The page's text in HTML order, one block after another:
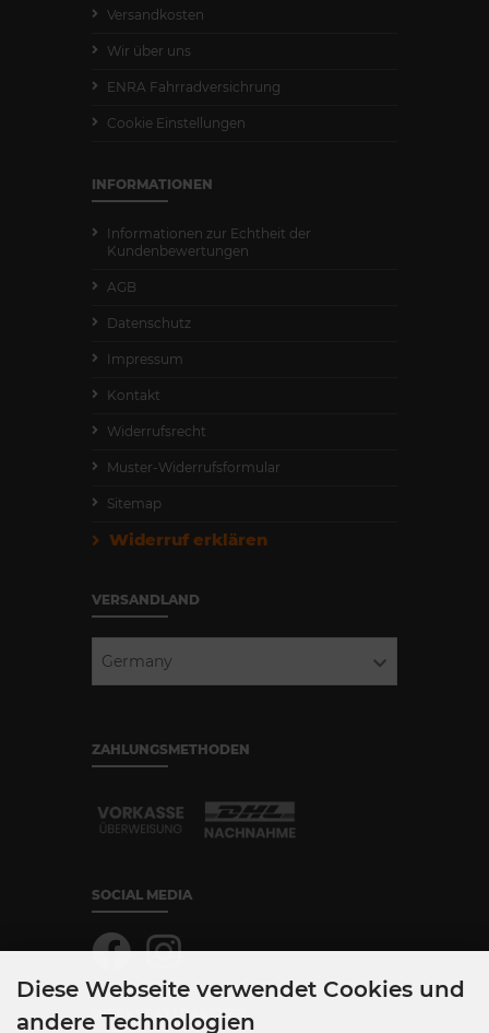
Versandkosten
Wir über uns
ENRA Fahrradversichrung
Cookie Einstellungen
INFORMATIONEN
Informationen zur Echtheit der
Kundenbewertungen
AGB
Datenschutz
Impressum
Kontakt
Widerrufsrecht
Muster-Widerrufsformular
Sitemap
Widerruf erklären
VERSANDLAND
Germany
ZAHLUNGSMETHODEN
SOCIAL MEDIA
WERKSTATTPARTNER
Diese Webseite verwendet Cookies und
andere Technologien